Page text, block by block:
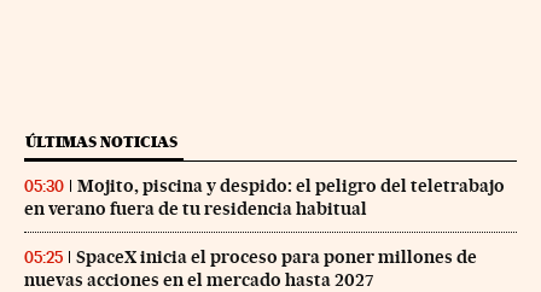
ÚLTIMAS NOTICIAS
05:30
Mojito, piscina y despido: el peligro del teletrabajo
en verano fuera de tu residencia habitual
05:25
SpaceX inicia el proceso para poner millones de
nuevas acciones en el mercado hasta 2027